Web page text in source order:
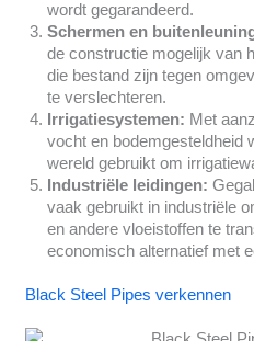
wordt gegarandeerd.
Schermen en
de constructie mogelijk van
die bestand zijn tegen
te verslechteren.
Irrigatiesystemen: Met
vocht en bodemgesteldheid
wereld gebruikt om
Industriële leidingen:
vaak gebruikt in industriële
en andere vloeistoffen te
economisch alternatief met
Black Steel Pipes verkennen